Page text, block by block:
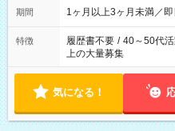
期間 1ヶ月以上3ヶ月未満／
特徴 履歴書不要 / 40～50代
上の大量募集
気になる！